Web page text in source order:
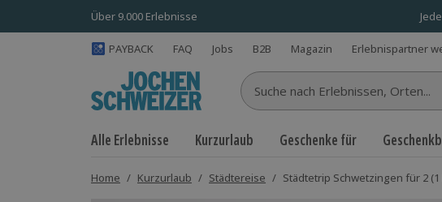
Über 9.000 Erlebnisse
PAYBACK FAQ Jobs B2B Magazin Erlebnispartner
Suche nach Erlebnissen...
Alle Erlebnisse Kurzurlaub Geschenke für
Home / Kurzurlaub / Städtereise / Städtetrip Schwetzingen für 2 (1